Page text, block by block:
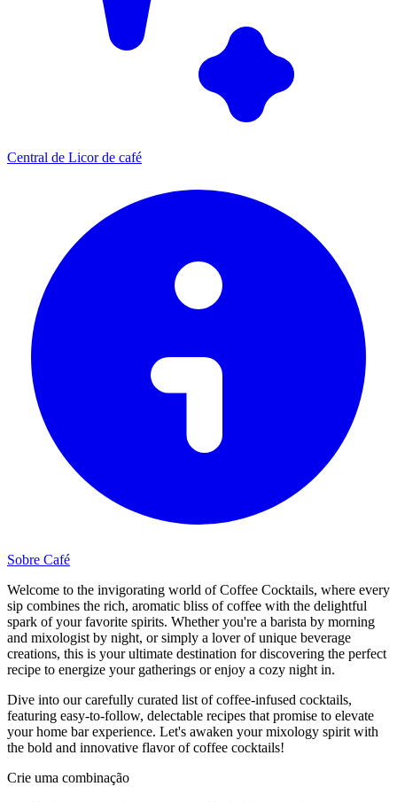
Central de Licor de café
Sobre Café
Welcome to the invigorating world of Coffee Cocktails, where every
sip combines the rich, aromatic bliss of coffee with the delightful
spark of your favorite spirits. Whether you're a barista by morning
and mixologist by night, or simply a lover of unique beverage
creations, this is your ultimate destination for discovering the perfect
recipe to energize your gatherings or enjoy a cozy night in.
Dive into our carefully curated list of coffee-infused cocktails,
featuring easy-to-follow, delectable recipes that promise to elevate
your home bar experience. Let's awaken your mixology spirit with
the bold and innovative flavor of coffee cocktails!
Crie uma combinação